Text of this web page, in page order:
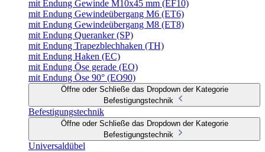
mit Endung Gewinde M10x45 mm (EF10)
mit Endung Gewindeübergang M6 (ET6)
mit Endung Gewindeübergang M8 (ET8)
mit Endung Queranker (SP)
mit Endung Trapezblechhaken (TH)
mit Endung Haken (EC)
mit Endung Öse gerade (EO)
mit Endung Öse 90° (EO90)
Öffne oder Schließe das Dropdown der Kategorie
Befestigungstechnik
Befestigungstechnik
Öffne oder Schließe das Dropdown der Kategorie
Befestigungstechnik
Universaldübel